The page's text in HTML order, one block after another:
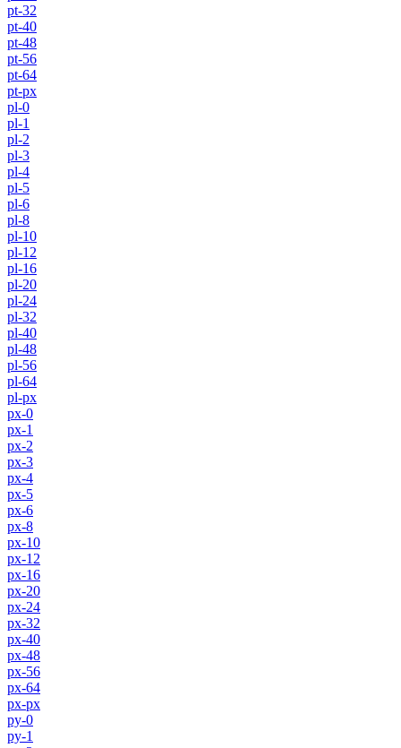
pt-32
pt-40
pt-48
pt-56
pt-64
pt-px
pl-0
pl-1
pl-2
pl-3
pl-4
pl-5
pl-6
pl-8
pl-10
pl-12
pl-16
pl-20
pl-24
pl-32
pl-40
pl-48
pl-56
pl-64
pl-px
px-0
px-1
px-2
px-3
px-4
px-5
px-6
px-8
px-10
px-12
px-16
px-20
px-24
px-32
px-40
px-48
px-56
px-64
px-px
py-0
py-1